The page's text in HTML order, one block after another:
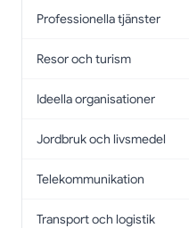
Professionella tjänster
Resor och turism
Ideella organisationer
Jordbruk och livsmedel
Telekommunikation
Transport och logistik